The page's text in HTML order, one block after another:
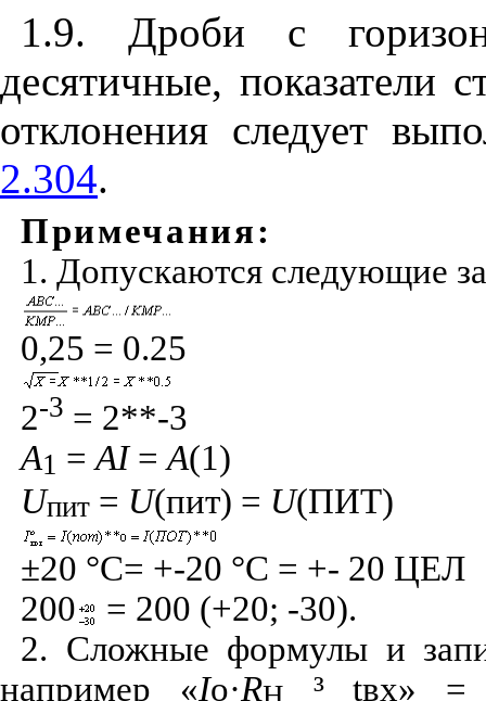
1.9. Дроби с
десятичные, показатели
отклонения следует
2.304.
Примечания:
1. Допускаются следующие
0,25 = 0.25
2-3 = 2**-3
А1 =АI=А(1)
Uпит= U(пит) = U(ПИТ)
±20 °С= +-20 °С = +- 20 ЦЕЛ
200
= 200 (+20; -30).
2. Сложные формулы и
например «Iо·R ³ tвх» =